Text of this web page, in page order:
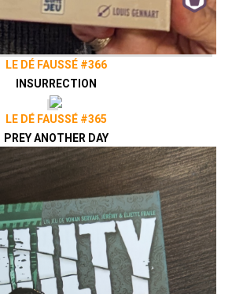
LE DÉ FAUSSÉ #366
INSURRECTION
LE DÉ FAUSSÉ #365
PREY ANOTHER DAY